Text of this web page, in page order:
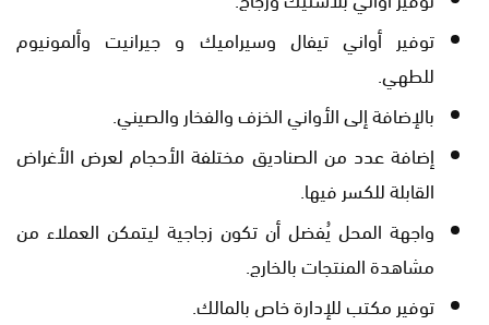
توفير أواني تيفال وسيراميك و جيرانيت وألمونيوم
للطهي.
بالإضافة إلى الأواني الخزف والفخار والصيني.
إضافة عدد من الصناديق مختلفة الأحجام لعرض الأغراض
القابلة للكسر فيها.
واجهة المحل يُفضل أن تكون زجاجية ليتمكن العملاء من
مشاهدة المنتجات بالخارج.
توفير مكتب للإدارة خاص بالمالك.